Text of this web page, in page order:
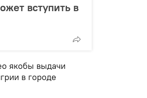
вступить в
якобы выдачи
в городе